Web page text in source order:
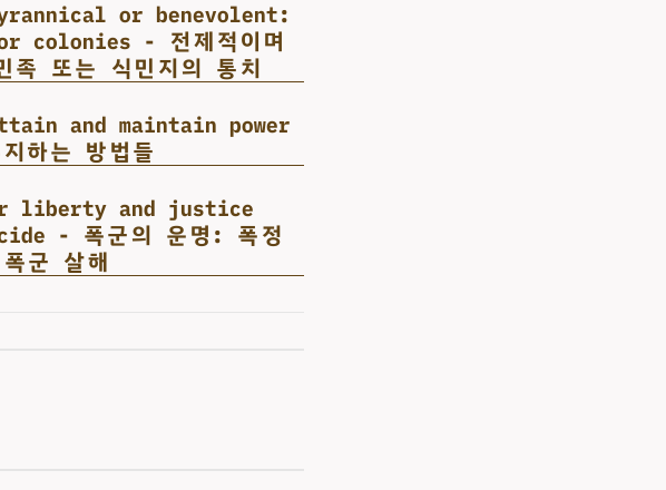
or benevolent:
colonies - 전제적이며
족 또는 식민지의 통치
and maintain power
하는 방법들
liberty and justice
- 폭군의 운명: 폭정
군 살해